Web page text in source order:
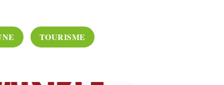
TOURISME